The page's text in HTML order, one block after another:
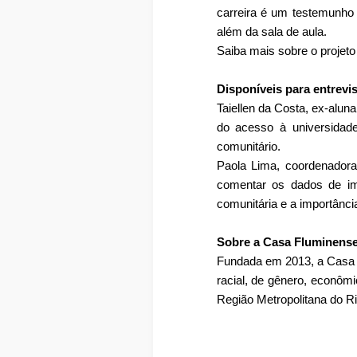
carreira é um
além da sala de aula.
Saiba mais sobre o
Disponíveis para
Taiellen da Costa, ex-
do acesso à
comunitário.
Paola Lima,
comentar os dados de
comunitária e a
Sobre a Casa
Fundada em 2013, a
racial, de gênero,
Região Metropolitana do